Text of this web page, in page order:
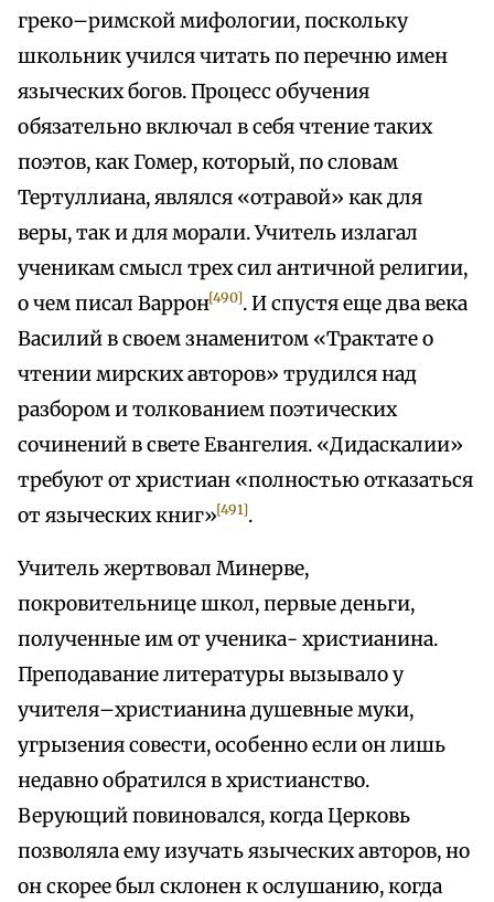
греко–римской мифологии, поскольку
школьник учился читать по перечню имен
языческих богов. Процесс обучения
обязательно включал в себя чтение таких
поэтов, как Гомер, который, по словам
Тертуллиана, являлся «отравой» как для
веры, так и для морали. Учитель излагал
ученикам смысл трех сил античной религии,
о чем писал Варрон[490]. И спустя еще два века
Василий в своем знаменитом «Трактате о
чтении мирских авторов» трудился над
разбором и толкованием поэтических
сочинений в свете Евангелия. «Дидаскалии»
требуют от христиан «полностью отказаться
от языческих книг»[491].
Учитель жертвовал Минерве,
покровительнице школ, первые деньги,
полученные им от ученика- христианина.
Преподавание литературы вызывало у
учителя–христианина душевные муки,
угрызения совести, особенно если он лишь
недавно обратился в христианство.
Верующий повиновался, когда Церковь
позволяла ему изучать языческих авторов, но
он скорее был склонен к ослушанию, когда